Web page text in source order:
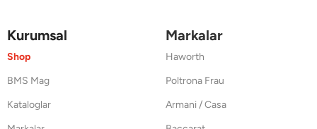
Kurumsal
Shop
BMS Mag
Kataloglar
Markalar
Haworth
Poltrona Frau
Armani / Casa